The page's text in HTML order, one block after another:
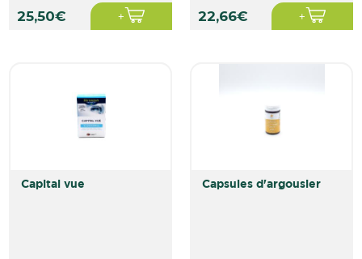
25,50€ 22,66€
capital vue capsules d'argousier